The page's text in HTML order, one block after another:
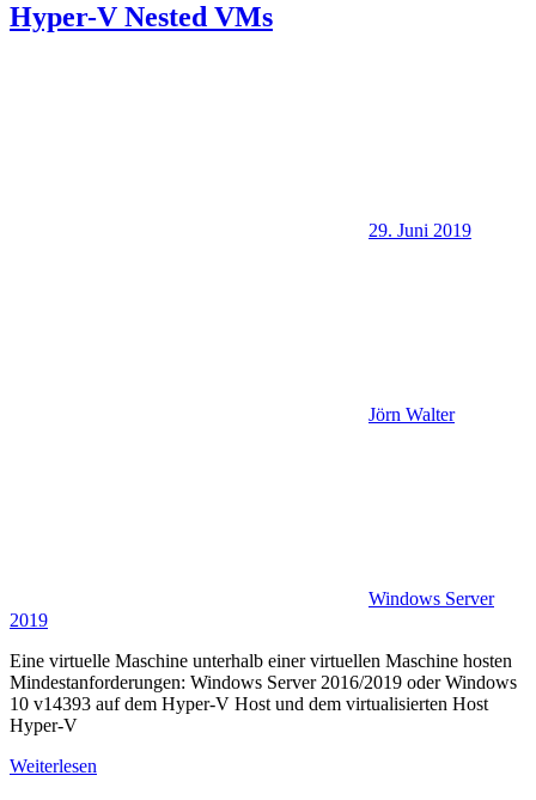
Hyper-V Nested VMs
29. Juni 2019
Jörn Walter
Windows Server
2019
Eine virtuelle Maschine unterhalb einer virtuellen Maschine hosten
Mindestanforderungen: Windows Server 2016/2019 oder Windows
10 v14393 auf dem Hyper-V Host und dem virtualisierten Host
Hyper-V
Weiterlesen